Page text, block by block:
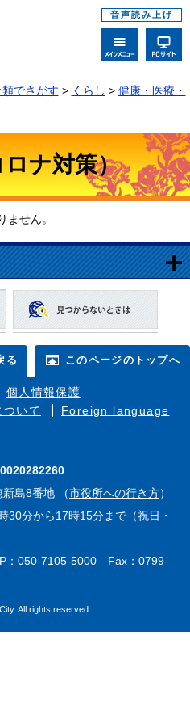
音声読み上げ
類でさがす > くらし > 健康・医療・
ナ対策）
ません。
る このページのトップへ
個人情報保護
ついて
Foreign language
島8番地 （市役所への行き方）
30分から17時15分まで（祝日・
：050-7105-5000 Fax：0799-
All rights reserved.